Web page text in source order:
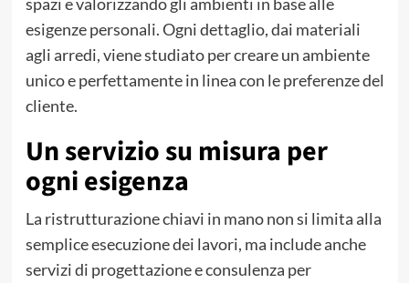
esigenze personali. Ogni dettaglio, dai materiali
agli arredi, viene studiato per creare un ambiente
unico e perfettamente in linea con le preferenze del
cliente.
Un servizio su misura per
ogni esigenza
La ristrutturazione chiavi in mano non si limita alla
semplice esecuzione dei lavori, ma include anche
servizi di progettazione e consulenza per